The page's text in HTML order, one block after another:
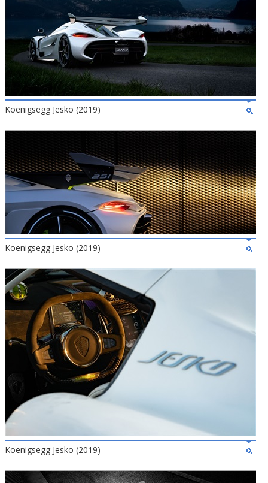
Koenigsegg Jesko (2019)
Koenigsegg Jesko (2019)
Koenigsegg Jesko (2019)